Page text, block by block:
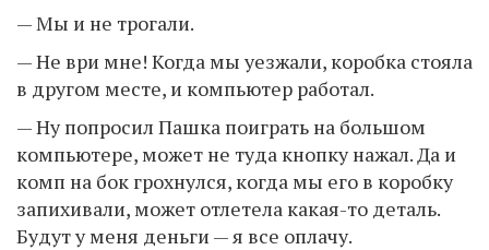
— Мы и не трогали.
— Не ври мне! Когда мы уезжали, коробка стояла
в другом месте, и компьютер работал.
— Ну попросил Пашка поиграть на большом
компьютере, может не туда кнопку нажал. Да и
комп на бок грохнулся, когда мы его в коробку
запихивали, может отлетела какая-то деталь.
Будут у меня деньги — я все оплачу.